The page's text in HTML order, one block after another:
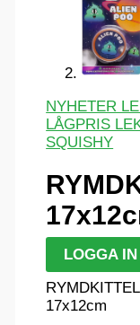
NYHETER
LÅGPRIS
SQUISHY
LOGGA
17x12cm